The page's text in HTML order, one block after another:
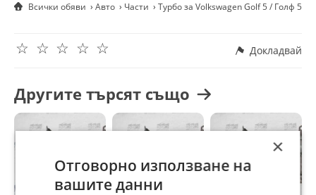
Всички обяви Авто Части Турбо за Volkswagen Golf 5 / Голф 5
☆
☆
☆
☆
☆ Докладвай
Другите търсят също
×
Отговорно използване на
вашите данни